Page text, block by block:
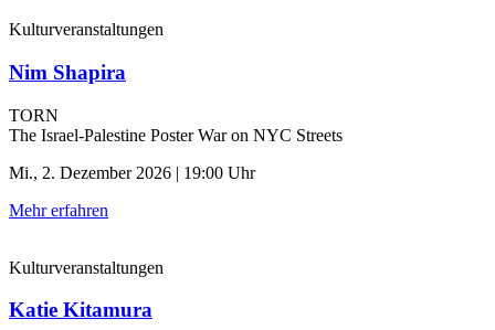
Kulturveranstaltungen
Nim Shapira
TORN
The Israel-Palestine Poster War on NYC Streets
Mi., 2. Dezember 2026 | 19:00 Uhr
Mehr erfahren
Kulturveranstaltungen
Katie Kitamura